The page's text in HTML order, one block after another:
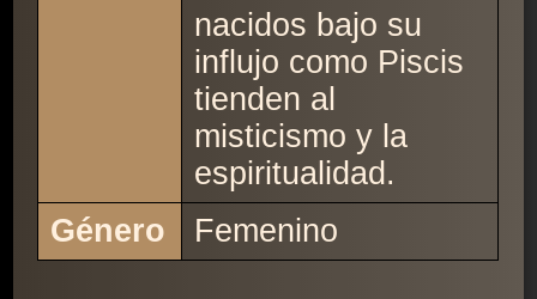
nacidos bajo su
influjo como Piscis
tienden al
misticismo y la
espiritualidad.
Género
Femenino